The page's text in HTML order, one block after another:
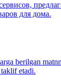
для дома.
berilgan
etadi.